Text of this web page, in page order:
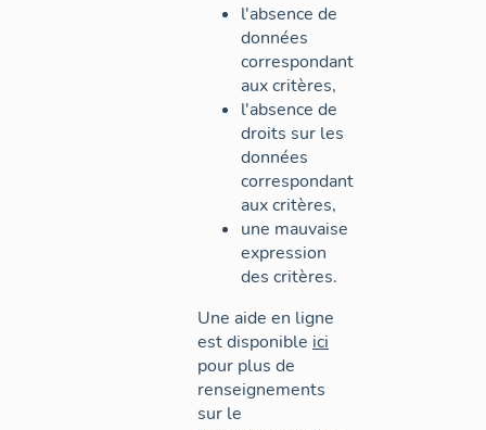
l'absence de
données
correspondant
aux critères,
l'absence de
droits sur les
données
correspondant
aux critères,
une mauvaise
expression
des critères.
Une aide en ligne
est disponible ici
pour plus de
renseignements
sur le